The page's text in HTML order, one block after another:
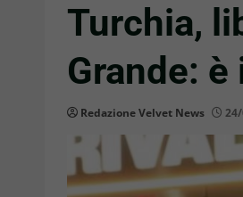
Turchia,
Grande: è
Redazione Velvet News